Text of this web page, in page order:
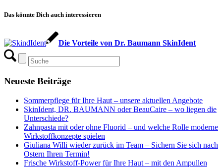
Das könnte Dich auch interessieren
Die Vorteile von Dr. Baumann SkinIdent
Neueste Beiträge
Sommerpflege für Ihre Haut – unsere aktuellen Angebote
SkinIdent, DR. BAUMANN oder BeauCaire – wo liegen die
Unterschiede?
Zahnpasta mit oder ohne Fluorid – und welche Rolle moderne
Wirkstoffkonzepte spielen
Giuliana Willi wieder zurück im Team – Sichern Sie sich nach
Ostern Ihren Termin!
Frische Wirkstoff-Power für Ihre Haut – mit den Ampullen